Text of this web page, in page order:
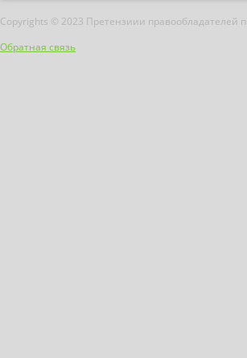
Copyrights © 2023 Претензиии правообладателей
Обратная связь